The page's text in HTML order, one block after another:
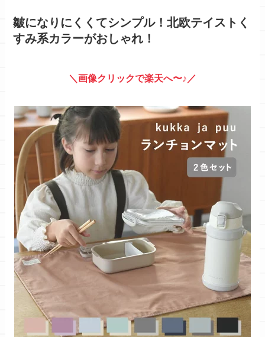
皺になりにくくてシンプル！北欧テイスト く
すみ系カラーがおしゃれ！
＼画像クリックで楽天へ〜♪／